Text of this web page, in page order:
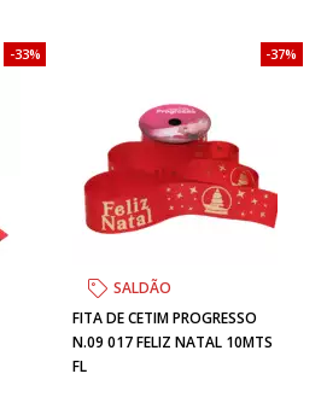
33%
SALDÃO
FITA DE CETIM PROGRESSO
N.09 017 FELIZ NATAL 10MTS
FL
37%